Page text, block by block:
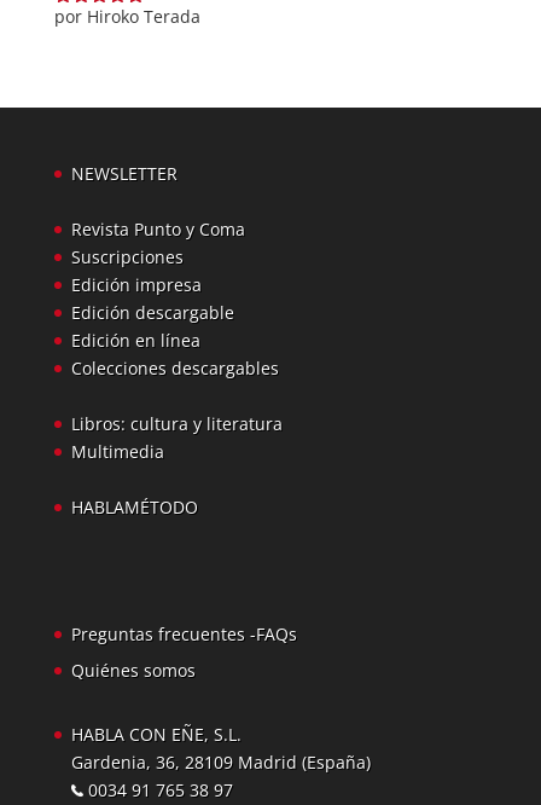
Valorado
por Hiroko Terada
NEWSLETTER
Revista Punto y Coma
Suscripciones
Edición impresa
Edición descargable
Edición en línea
Colecciones descargables
Libros: cultura y literatura
Multimedia
HABLAMÉTODO
Preguntas frecuentes -FAQs
Quiénes somos
HABLA CON EÑE, S.L.
Gardenia, 36, 28109 Madrid (España)
0034 91 765 38 97